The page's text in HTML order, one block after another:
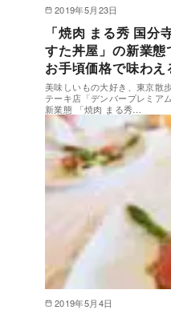
2019年5月23日
「焼肉 まる秀 国分
すた丼屋」の新業
お手頃価格で味わえ
美味しいもの大好き、東京散
テーキ店「デンバープレミア
新業態 「焼肉 まる秀…
2019年5月4日